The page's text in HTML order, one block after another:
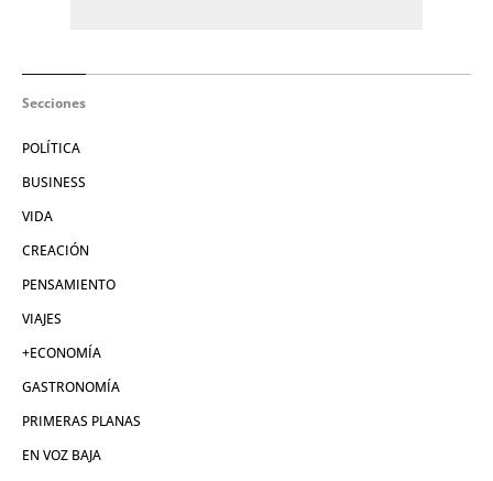
Secciones
POLÍTICA
BUSINESS
VIDA
CREACIÓN
PENSAMIENTO
VIAJES
+ECONOMÍA
GASTRONOMÍA
PRIMERAS PLANAS
EN VOZ BAJA